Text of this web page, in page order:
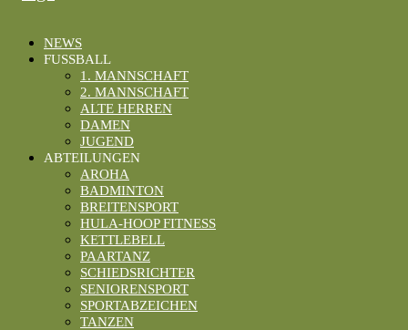
NEWS
FUSSBALL
1. MANNSCHAFT
2. MANNSCHAFT
ALTE HERREN
DAMEN
JUGEND
ABTEILUNGEN
AROHA
BADMINTON
BREITENSPORT
HULA-HOOP FITNESS
KETTLEBELL
PAARTANZ
SCHIEDSRICHTER
SENIORENSPORT
SPORTABZEICHEN
TANZEN